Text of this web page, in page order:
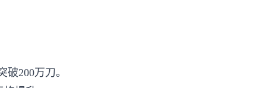
200万刀。